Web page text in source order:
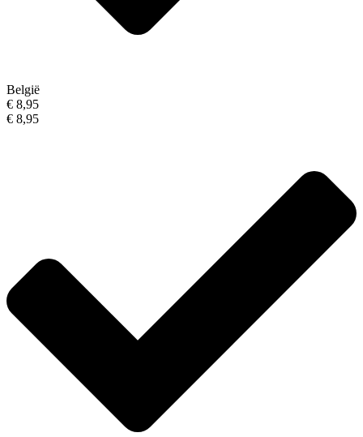
België
€ 8,95
€ 8,95